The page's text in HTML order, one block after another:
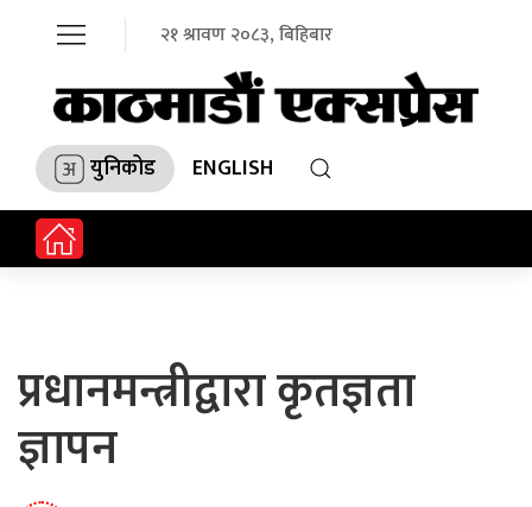
२१ श्रावण २०८३, बिहिबार
युनिकोड ENGLISH
प्रधानमन्त्रीद्वारा कृतज्ञता
ज्ञापन